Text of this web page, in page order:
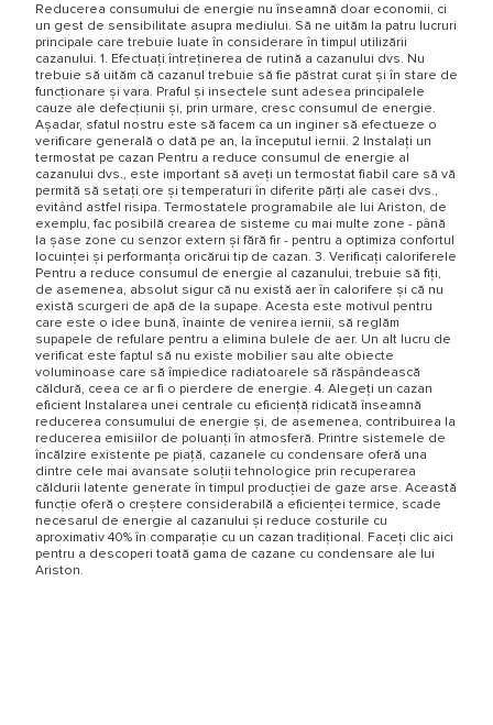
Reducerea consumului de energie nu înseamnă doar economii, ci
un gest de sensibilitate asupra mediului. Să ne uităm la patru lucruri
principale care trebuie luate în considerare în timpul utilizării
cazanului. 1. Efectuați întreținerea de rutină a cazanului dvs. Nu
trebuie să uităm că cazanul trebuie să fie păstrat curat și în stare de
funcționare și vara. Praful și insectele sunt adesea principalele
cauze ale defecțiunii și, prin urmare, cresc consumul de energie.
Așadar, sfatul nostru este să facem ca un inginer să efectueze o
verificare generală o dată pe an, la începutul iernii. 2 Instalați un
termostat pe cazan Pentru a reduce consumul de energie al
cazanului dvs., este important să aveți un termostat fiabil care să vă
permită să setați ore și temperaturi în diferite părți ale casei dvs.,
evitând astfel risipa. Termostatele programabile ale lui Ariston, de
exemplu, fac posibilă crearea de sisteme cu mai multe zone - până
la șase zone cu senzor extern și fără fir - pentru a optimiza confortul
locuinței și performanța oricărui tip de cazan. 3. Verificați caloriferele
Pentru a reduce consumul de energie al cazanului, trebuie să fiți,
de asemenea, absolut sigur că nu există aer în calorifere și că nu
există scurgeri de apă de la supape. Acesta este motivul pentru
care este o idee bună, înainte de venirea iernii, să reglăm
supapele de refulare pentru a elimina bulele de aer. Un alt lucru de
verificat este faptul să nu existe mobilier sau alte obiecte
voluminoase care să împiedice radiatoarele să răspândească
căldură, ceea ce ar fi o pierdere de energie. 4. Alegeți un cazan
eficient Instalarea unei centrale cu eficiență ridicată înseamnă
reducerea consumului de energie și, de asemenea, contribuirea la
reducerea emisiilor de poluanți în atmosferă. Printre sistemele de
încălzire existente pe piață, cazanele cu condensare oferă una
dintre cele mai avansate soluții tehnologice prin recuperarea
căldurii latente generate în timpul producției de gaze arse. Această
funcție oferă o creștere considerabilă a eficienței termice, scade
necesarul de energie al cazanului și reduce costurile cu
aproximativ 40% în comparație cu un cazan tradițional. Faceți clic aici
pentru a descoperi toată gama de cazane cu condensare ale lui
Ariston.